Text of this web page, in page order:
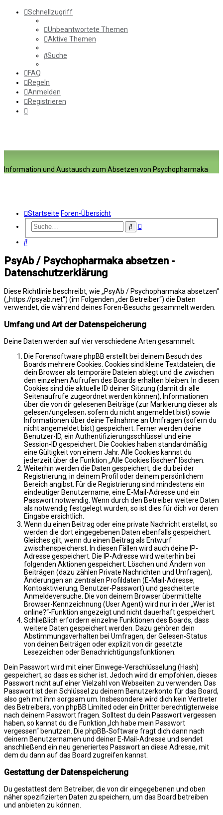
Schnellzugriff
Unbeantwortete Themen
Aktive Themen
Suche
FAQ
Regeln
Anmelden
Registrieren
Information und Austausch zum Absetzen von Psychopharmaka
Startseite Foren-Übersicht
SucheErweiterte
Suche
PsyAb / Psychopharmaka absetzen -
Datenschutzerklärung
Diese Richtlinie beschreibt, wie „PsyAb / Psychopharmaka absetzen“
(„https://psyab.net“) (im Folgenden „der Betreiber“) die Daten
verwendet, die während deines Foren-Besuchs gesammelt werden.
Umfang und Art der Datenspeicherung
Deine Daten werden auf vier verschiedene Arten gesammelt:
Die Forensoftware phpBB erstellt bei deinem Besuch des
Boards mehrere Cookies. Cookies sind kleine Textdateien, die
dein Browser als temporäre Dateien ablegt und die zwischen
den einzelnen Aufrufen des Boards erhalten bleiben. In diesen
Cookies sind die aktuelle ID deiner Sitzung (damit dir alle
Seitenaufrufe zugeordnet werden können), Informationen
über die von dir gelesenen Beiträge (zur Markierung dieser als
gelesen/ungelesen; sofern du nicht angemeldet bist) sowie
Informationen über deine Teilnahme an Umfragen (sofern du
nicht angemeldet bist) gespeichert. Ferner werden deine
Benutzer-ID, ein Authentifizierungsschlüssel und eine
Session-ID gespeichert. Die Cookies haben standardmäßig
eine Gültigkeit von einem Jahr. Alle Cookies kannst du
jederzeit über die Funktion „Alle Cookies löschen“ löschen.
Weiterhin werden die Daten gespeichert, die du bei der
Registrierung, in deinem Profil oder deinem persönlichem
Bereich angibst. Für die Registrierung sind mindestens ein
eindeutiger Benutzername, eine E-Mail-Adresse und ein
Passwort notwendig. Wenn durch den Betreiber weitere Daten
als notwendig festgelegt wurden, so ist dies für dich vor deren
Eingabe ersichtlich.
Wenn du einen Beitrag oder eine private Nachricht erstellst, so
werden die dort eingegebenen Daten ebenfalls gespeichert.
Gleiches gilt, wenn du einen Beitrag als Entwurf
zwischenspeicherst. In diesen Fällen wird auch deine IP-
Adresse gespeichert. Die IP-Adresse wird weiterhin bei
folgenden Aktionen gespeichert: Löschen und Ändern von
Beiträgen (dazu zählen Private Nachrichten und Umfragen),
Änderungen an zentralen Profildaten (E-Mail-Adresse,
Kontoaktivierung, Benutzer-Passwort) und gescheiterte
Anmeldeversuche. Die von deinem Browser übermittelte
Browser-Kennzeichnung (User Agent) wird nur in der „Wer ist
online?“-Funktion angezeigt und nicht dauerhaft gespeichert.
Schließlich erfordern einzelne Funktionen des Boards, dass
weitere Daten gespeichert werden. Dazu gehören dein
Abstimmungsverhalten bei Umfragen, der Gelesen-Status
von deinen Beiträgen oder explizit von dir gesetzte
Lesezeichen oder Benachrichtigungsfunktionen.
Dein Passwort wird mit einer Einwege-Verschlüsselung (Hash)
gespeichert, so dass es sicher ist. Jedoch wird dir empfohlen, dieses
Passwort nicht auf einer Vielzahl von Webseiten zu verwenden. Das
Passwort ist dein Schlüssel zu deinem Benutzerkonto für das Board,
also geh mit ihm sorgsam um. Insbesondere wird dich kein Vertreter
des Betreibers, von phpBB Limited oder ein Dritter berechtigterweise
nach deinem Passwort fragen. Solltest du dein Passwort vergessen
haben, so kannst du die Funktion „Ich habe mein Passwort
vergessen“ benutzen. Die phpBB-Software fragt dich dann nach
deinem Benutzernamen und deiner E-Mail-Adresse und sendet
anschließend ein neu generiertes Passwort an diese Adresse, mit
dem du dann auf das Board zugreifen kannst.
Gestattung der Datenspeicherung
Du gestattest dem Betreiber, die von dir eingegebenen und oben
näher spezifizierten Daten zu speichern, um das Board betreiben
und anbieten zu können.